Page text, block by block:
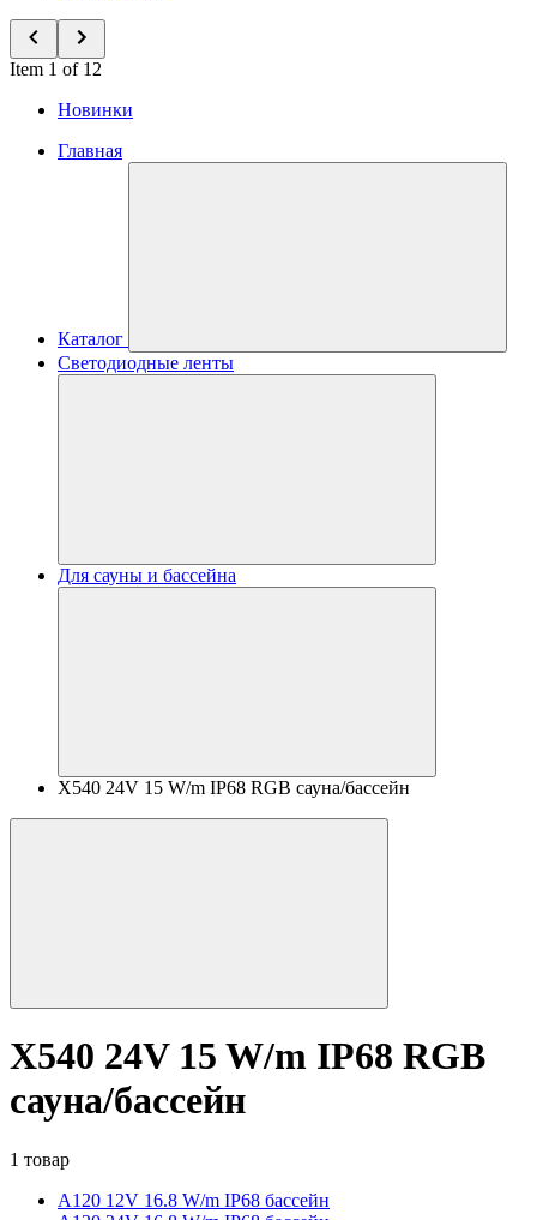
Item 1 of 12
Новинки
Главная
Каталог
Светодиодные ленты
Для сауны и бассейна
X540 24V 15 W/m IP68 RGB сауна/бассейн
X540 24V 15 W/m IP68 RGB
сауна/бассейн
1 товар
A120 12V 16.8 W/m IP68 бассейн